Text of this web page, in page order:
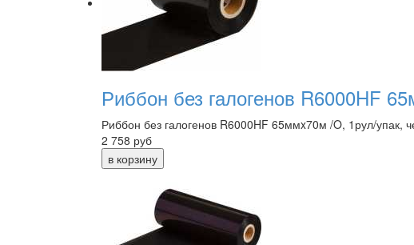
Риббон без галогенов R6000HF
Риббон без галогенов R6000HF 65ммx70м /O, 1рул/упак,
2 758 руб